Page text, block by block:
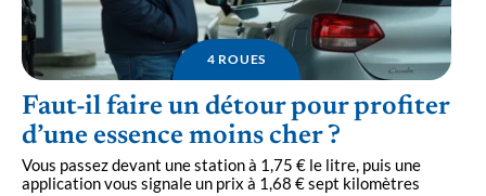
4 ROUES
Faut-il faire un détour pour profiter
d’une essence moins cher ?
Vous passez devant une station à 1,75 € le litre, puis une
application vous signale un prix à 1,68 € sept kilomètres